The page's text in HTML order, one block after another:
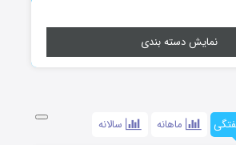
نمایش دسته بندی
ماهانه سالانه